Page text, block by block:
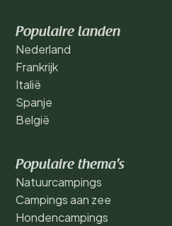
Populaire landen
Nederland
Frankrijk
Italië
Spanje
België
Populaire thema's
Natuurcampings
Campings aan zee
Hondencampings